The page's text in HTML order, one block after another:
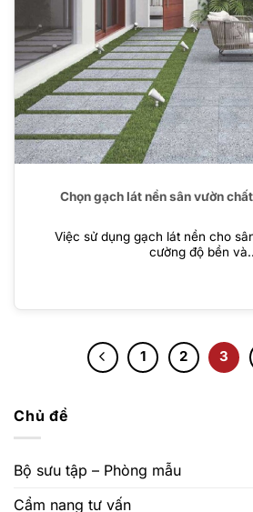
Chọn gạch lát nền sân vườn
Việc sử dụng gạch lát nền cho
cường độ bền
1 2 3
Chủ đề
Bộ sưu tập – Phòng mẫu
Cẩm nang tư vấn